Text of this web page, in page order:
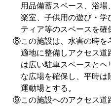
用品備蓄スペース、浴
楽室、子供用の遊び・学
ティア等のスペースを確
⑧この施設は、水害の時を
適地に整備しアクセス道
は広い駐車スペースとヘ
な広場を確保し、平時は
運動場とする。
⑨この施設へのアクセス道